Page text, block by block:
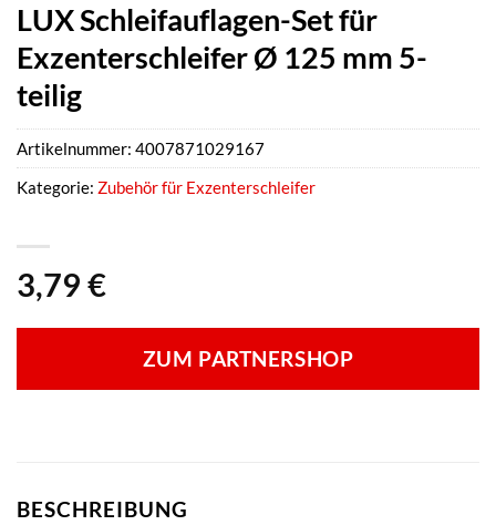
LUX Schleifauflagen-Set für
Exzenterschleifer Ø 125 mm 5-
teilig
3,79 €
ZUM PARTNERSHOP
Artikelnummer: 4007871029167
Kategorie: Zubehör für Exzenterschleifer
BESCHREIBUNG